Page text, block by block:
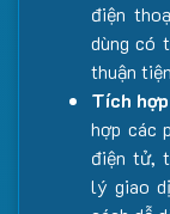
điện
dùng có
thuận
Tích
hợp các
điện tử,
lý giao